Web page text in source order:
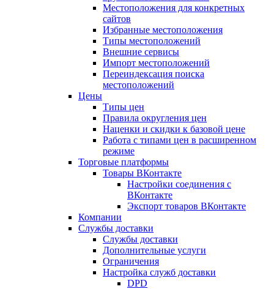
Местоположения для конкретных
сайтов
Избранные местоположения
Типы местоположений
Внешние сервисы
Импорт местоположений
Переиндексация поиска
местоположений
Цены
Типы цен
Правила округления цен
Наценки и скидки к базовой цене
Работа с типами цен в расширенном
режиме
Торговые платформы
Товары ВКонтакте
Настройки соединения с
ВКонтакте
Экспорт товаров ВКонтакте
Компании
Службы доставки
Службы доставки
Дополнительные услуги
Ограничения
Настройка служб доставки
DPD